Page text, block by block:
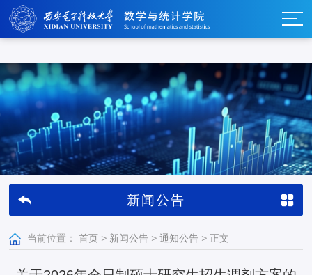
w66利来_w66利来·(集团)官方-首页
新闻公告
当前位置： 首页 > 新闻公告 > 通知公告 > 正文